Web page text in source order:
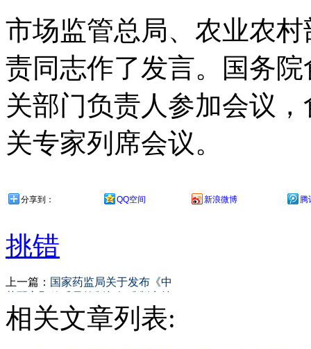
市场监管总局、农业农
责同志作了发言。国务
关部门负责人参加会议
关专家列席会议。
分享到： QQ空间 新浪微博 腾
挑错
上一篇： 国家药监局关于发布《中
术要求》
相关文章列表: